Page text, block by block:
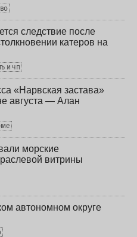
следствие после
катеров на
и чп
«Нарвская застава»
августа — Алан
морские
витрины
автономном округе